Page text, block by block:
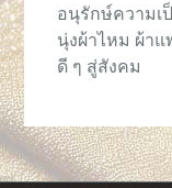
อนุรักษ์ความเ
นุ่งผ้าไหม ผ้า
ดี ๆ สู่สังคม